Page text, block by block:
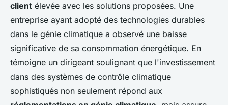
client élevée avec les solutions proposées. Une
entreprise ayant adopté des technologies durables
dans le génie climatique a observé une baisse
significative de sa consommation énergétique. En
témoigne un dirigeant soulignant que l'investissement
dans des systèmes de contrôle climatique
sophistiqués non seulement répond aux